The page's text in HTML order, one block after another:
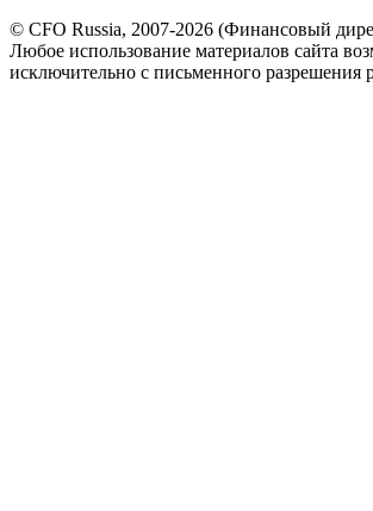
© CFO Russia, 2007-2026 (Финансовый
Любое использование материалов сайта
исключительно с письменного разрешения